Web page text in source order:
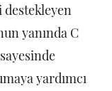
yanında C
yardımcı